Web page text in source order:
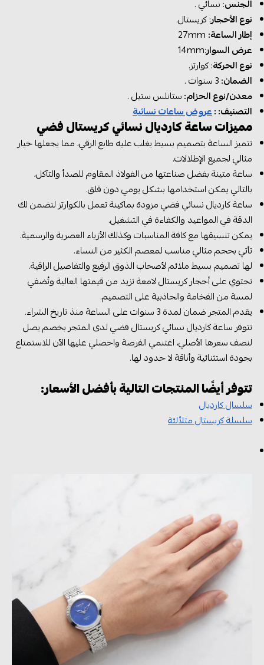
الجنس: نسائي .
نوع الأحجار: كريستال.
إطار الساعة:
عرض السوار:14mm
نوع الحركة: كوارتز.
الضمان:3 سنوات .
معدن/نوع الحزام:ستانلس ستيل .
التصنيف: :عروض ساعات نسائية
مميزات ساعة كارديال نسائي كريستال فضي
تتميز الساعة بتصميم بسيط يغلب عليه طابع الرقي، مما يجعلها خيار
مثالي لجميع الإطلالات.
ساعة متينة بفضل صناعتها من الفولاذ المقاوم للصدأ والتآكل،
بالتالي يمكن استخدامها بشكل يومي دون قلق.
ساعة كارديال نسائي فضي مزودة بماكينة تعمل بالكوارتز لتضمن لك
الدقة في المواعيد والكفاءة في التشغيل.
يمكن تنسيقها مع كافة المناسبات وكذلك الأزياء العصرية والرسمية.
تأتي بحجم مثالي مناسب لمعصم الكثير من النساء.
لها تصميم بسيط ملائم لأصحاب الذوق الرفيع والتفاصيل الراقية.
تحتوي على أحجار كريستال لامعة تزيد من قيمتها العالية وتُضفي
لمسة من الفخامة والجاذبية على التصميم.
يقدم المتجر ضمان لمدة 3 سنوات على الساعة منذ تاريخ الشراء.
تتوفر ساعة كارديال نسائي كريستال فضي لدى المتجر بخصم يصل
لنصف سعرها الأصلي، اغتنمي الفرصة واحصلي عليها الآن للاستمتاع
بجودة استثنائية وأناقة لا حدود لها.
تتوفر أيضًا المنتجات التالية بأفضل الأسعار:
سلسال كارديال
سلسلة كريستال متلألئة